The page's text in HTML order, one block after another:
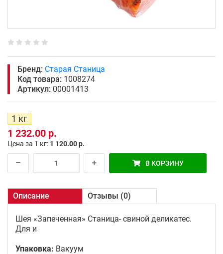
Бренд: Старая Станица
Код товара: 1008274
Артикул: 00001413
1 кг
1 232.00 р.
Цена за 1 кг: 1 120.00 р.
В КОРЗИНУ
Описание Отзывы (0)
Шея «Запеченная» Станица- свиной деликатес.
Для и
Упаковка: Вакуум